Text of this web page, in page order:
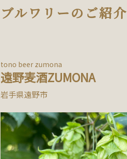
ブルワリーのご紹介
tono beer zumona
遠野麦酒ZUMONA
岩手県遠野市